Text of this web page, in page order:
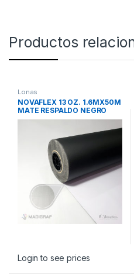
Productos
Lonas
NOVAFLEX 13 OZ. 1.6MX50M
MATE RESPALDO NEGRO
Login to see prices